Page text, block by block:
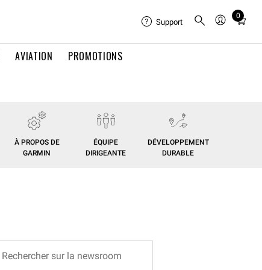
AVIATION PROMOTIONS
Support
0
Total
in
À PROPOS DE
GARMIN
ÉQUIPE
DIRIGEANTE
DÉVELOPPEMENT
DURABLE